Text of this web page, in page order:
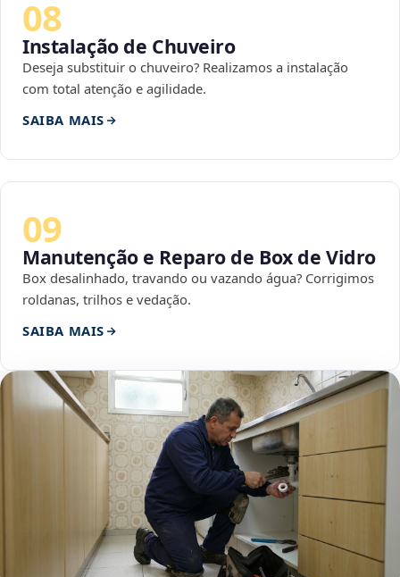
08
Instalação de Chuveiro
Deseja substituir o chuveiro? Realizamos a instalação
com total atenção e agilidade.
SAIBA MAIS
09
Manutenção e Reparo de Box de Vidro
Box desalinhado, travando ou vazando água? Corrigimos
roldanas, trilhos e vedação.
SAIBA MAIS